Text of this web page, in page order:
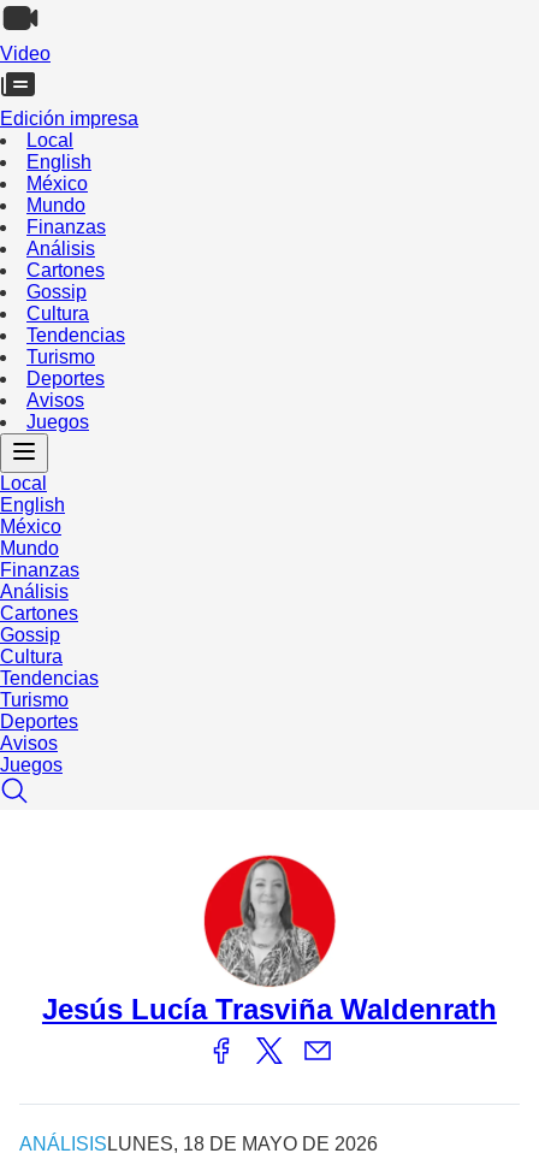
Video
Edición impresa
Local
English
México
Mundo
Finanzas
Análisis
Cartones
Gossip
Cultura
Tendencias
Turismo
Deportes
Avisos
Juegos
Local
English
México
Mundo
Finanzas
Análisis
Cartones
Gossip
Cultura
Tendencias
Turismo
Deportes
Avisos
Juegos
Jesús Lucía Trasviña Waldenrath
ANÁLISIS LUNES, 18 DE MAYO DE 2026